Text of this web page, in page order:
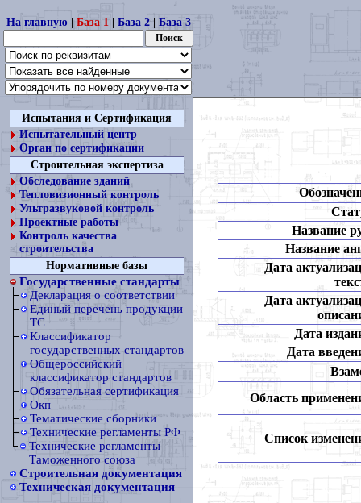
На главную| База 1| База 2| База 3
Испытания и Сертификация
Испытательный центр
Орган по сертификации
Строительная экспертиза
Обследование зданий
Тепловизионный контроль
Ультразвуковой контроль
Проектные работы
Контроль качества
строительства
Нормативные базы
Государственные стандарты
Декларация о соответствии
Единый перечень продукции
ТС
Классификатор
государственных стандартов
Общероссийский
классификатор стандартов
Обязательная сертификация
Окп
Тематические сборники
Технические регламенты РФ
Технические регламенты
Таможенного союза
Строительная документация
Техническая документация
Название
Название
Дата
Дата
Дата
Дата
Область
Список